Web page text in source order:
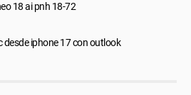
18 ai pnh 18-72
desde iphone 17 con outlook